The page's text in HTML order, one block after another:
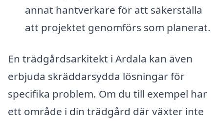
annat hantverkare för att säkerställa
att projektet genomförs som planerat.
En trädgårdsarkitekt i Ardala kan även
erbjuda skräddarsydda lösningar för
specifika problem. Om du till exempel har
ett område i din trädgård där växter inte